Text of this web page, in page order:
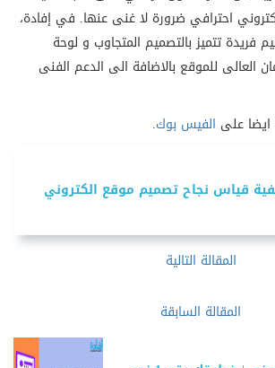
احترافي ضرورة لا غنى عنها. في إفادة،
فريدة تتميز بالتصميم المتجاوب و لوحة
العالى للموقع بالاضافة الى الدعم الفنى
ايضا على الفيس بوك.
قياس نجاح تصميم موقع الكتروني
المقالة التالية
المقالة السابقة